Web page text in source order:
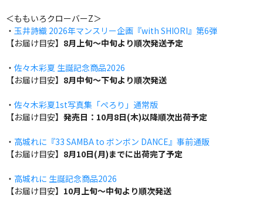
＜ももいろクローバーZ＞
・ 玉井詩織 2026年マンスリー企画『with SHIORI』第6弾
【お届け目安】 8月上旬～中旬より順次発送予定
・ 佐々木彩夏 生誕記念商品2026
【お届け目安】 8月中旬～下旬より順次発送
・ 佐々木彩夏1st写真集「ぺろり」通常版
【お届け目安】 発売日：10月8日(木)以降順次出荷予定
・ 高城れに『33 SAMBA to ボンボン DANCE』事前通販
【お届け目安】 8月10日(月)までに出荷完了予定
・ 高城れに 生誕記念商品2026
【お届け目安】 10月上旬～中旬より順次発送